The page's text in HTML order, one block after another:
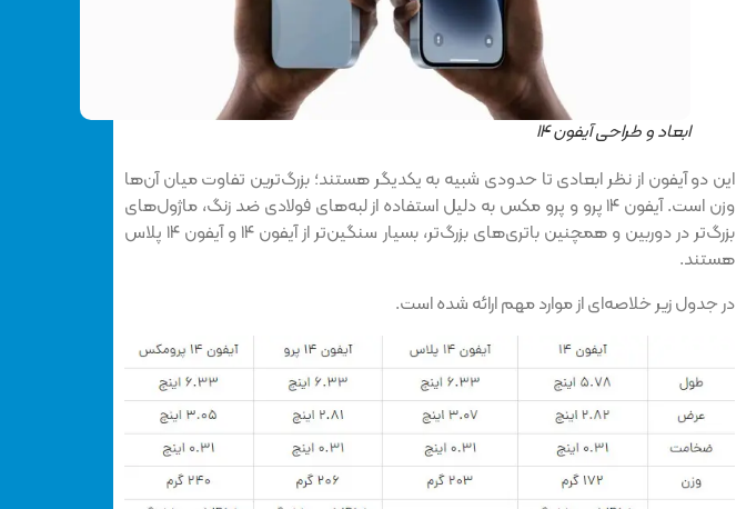
ابعاد و طراحی آیفون ۱۴
این دو آیفون از نظر ابعادی تا حدودی شبیه به یکدیگر هستند؛ بزرگ‌ترین تفاوت میان آن‌ها
وزن است. آیفون ۱۴ پرو و پرو مکس به دلیل استفاده از لبه‌های فولادی ضد زنگ، ماژول‌های
بزرگ‌تر در دوربین و همچنین باتری‌های بزرگ‌تر، بسیار سنگین‌تر از آیفون ۱۴ و آیفون ۱۴ پلاس
هستند.
در جدول زیر خلاصه‌ای از موارد مهم ارائه شده است.